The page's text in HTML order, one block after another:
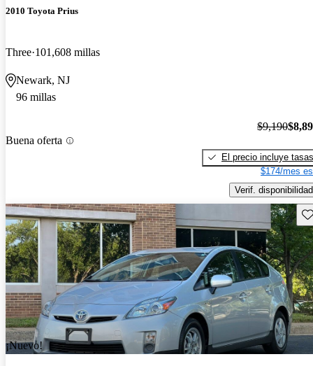
2010 Toyota Prius
Three 101,608 millas
Newark, NJ
96 millas
Buena oferta
$9,190
El precio incluye tasas
$174/mes
Verif. disponibilidad
¡Nuevo!